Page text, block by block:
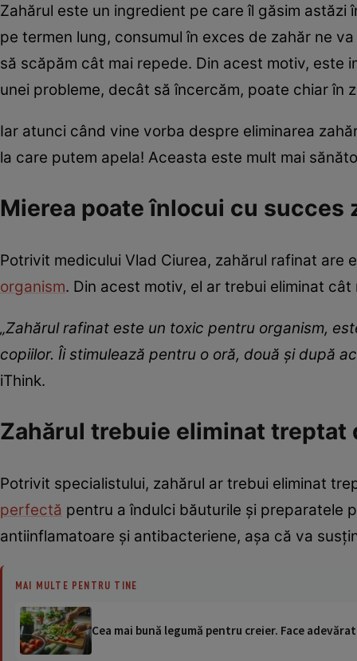
Zahărul este un ingredient pe care îl găsim
pe termen lung, consumul în exces de zahăr ne
să scăpăm cât mai repede. Din acest motiv, este
unei probleme, decât să încercăm, poate chiar în
Iar atunci când vine vorba despre eliminarea
la care putem apela! Aceasta este mult mai
Mierea poate înlocui cu succes
Potrivit medicului Vlad Ciurea, zahărul rafinat
organism. Din acest motiv, el ar trebui eliminat
„Zahărul rafinat este un toxic pentru organism,
copiilor. Îi stimulează pentru o oră, două și după
iThink.
Zahărul trebuie eliminat treptat
Potrivit specialistului, zahărul ar trebui eliminat
perfectă pentru a îndulci băuturile și preparatele
antiinflamatoare și antibacteriene, așa că va
MAI MULTE PENTRU TINE
Cea mai bună legumă pentru creier. Face